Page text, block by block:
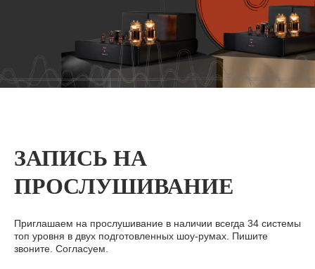
ЗАПИСЬ НА
ПРОСЛУШИВАНИЕ
Приглашаем на прослушивание в наличии всегда 34 системы
топ уровня в двух подготовленных шоу-румах. Пишите
звоните. Согласуем.